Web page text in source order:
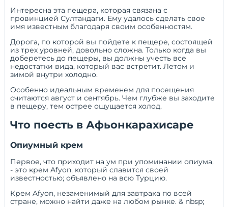
Интересна эта пещера, которая связана с
провинцией Султандаги. Ему удалось сделать свое
имя известным благодаря своим особенностям.
Дорога, по которой вы пойдете к пещере, состоящей
из трех уровней, довольно сложна. Только когда вы
доберетесь до пещеры, вы должны учесть все
недостатки вида, который вас встретит. Летом и
зимой внутри холодно.
Особенно идеальным временем для посещения
считаются август и сентябрь. Чем глубже вы заходите
в пещеру, тем острее ощущается холод.
Что поесть в Афьонкарахисаре
Опиумный крем
Первое, что приходит на ум при упоминании опиума,
- это крем Afyon, который славится своей
известностью; объявлено на всю Турцию.
Крем Afyon, незаменимый для завтрака по всей
стране, можно найти даже на любом рынке. & nbsp;